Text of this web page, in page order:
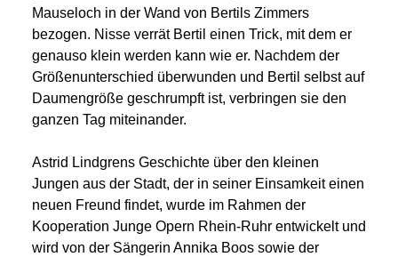
Mauseloch in der Wand von Bertils Zimmers
bezogen. Nisse verrät Bertil einen Trick, mit dem er
genauso klein werden kann wie er. Nachdem der
Größenunterschied überwunden und Bertil selbst auf
Daumengröße geschrumpft ist, verbringen sie den
ganzen Tag miteinander.
Astrid Lindgrens Geschichte über den kleinen
Jungen aus der Stadt, der in seiner Einsamkeit einen
neuen Freund findet, wurde im Rahmen der
Kooperation Junge Opern Rhein-Ruhr entwickelt und
wird von der Sängerin Annika Boos sowie der